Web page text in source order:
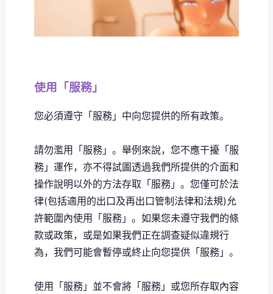
使用「服務」
您必須遵守「服務」中向您提供的所有政策。
請勿濫用「服務」。舉例來說，您不應干擾「服
務」運作，亦不得試圖透過我們所提供的介面和
操作說明以外的方法存取「服務」。您僅可於法
律(包括適用的出口及再出口管制法律和法規)允
許範圍內使用「服務」。如果您未遵守我們的條
款或政策，或是如果我們正在調查疑似違規行
為，我們可能會暫停或終止向您提供「服務」。
使用「服務」並不會將「服務」或您所存取內容